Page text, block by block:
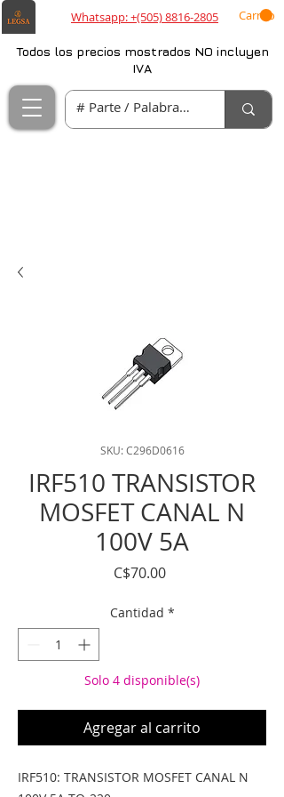
Whatsapp: +(505) 8816-2805 Carrito
Todos los precios mostrados NO incluyen
IVA
SKU: C296D0616
IRF510 TRANSISTOR
MOSFET CANAL N
100V 5A
C$70.00Precio
Cantidad *
Solo 4 disponible(s)
Agregar al carrito
IRF510: TRANSISTOR MOSFET CANAL N